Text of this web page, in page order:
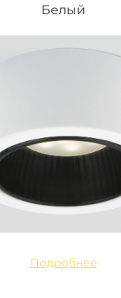
Белый
Подробнее